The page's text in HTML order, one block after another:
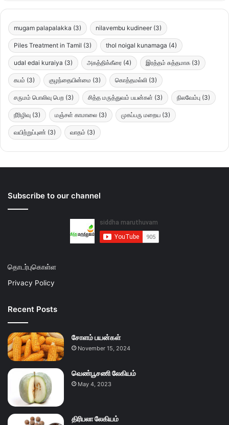
mugam palapalakka (3) nilavembu kudineer (3)
Piles Treatment in Tamil (3) thol noigal kunamaga (4)
udal edai kuraiya (3) அகத்திக்கீரை (4) இரத்தம் சுத்தமாக (3)
கபம் (3) குழந்தையின்மை (3) கொத்தமல்லி (3)
சருமம் பொலிவு பெற (3) சித்த மருத்துவம் பயன்கள் (3) நிலவேம்பு (3)
நீரிழிவு (3) மஞ்சள் காமாலை (3) முகப்பரு மறைய (3)
வயிற்றுப்புண் (3) வாதம் (3)
Subscribe to our channel
தொடர்புகொள்ள
Privacy Policy
Recent Posts
சோளம் பயன்கள்
November 15, 2024
வெண்பூசணி லேகியம்
May 4, 2023
திரிபலா லேகியம்